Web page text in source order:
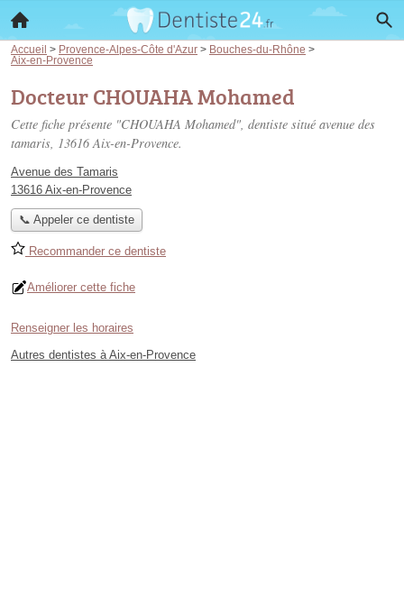
Accueil > Provence-Alpes-Côte d'Azur > Bouches-du-Rhône >
Aix-en-Provence
Docteur CHOUAHA Mohamed
Cette fiche présente "CHOUAHA Mohamed", dentiste situé avenue des
tamaris, 13616 Aix-en-Provence.
Avenue des Tamaris
13616 Aix-en-Provence
📞 Appeler ce dentiste
Recommander ce dentiste
Améliorer cette fiche
Renseigner les horaires
Autres dentistes à Aix-en-Provence